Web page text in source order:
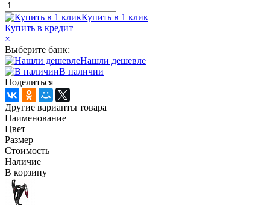
Купить в 1 клик
Купить в кредит
×
Выберите банк:
Нашли дешевле
В наличии
Поделиться
Другие варианты товара
Наименование
Цвет
Размер
Стоимость
Наличие
В корзину